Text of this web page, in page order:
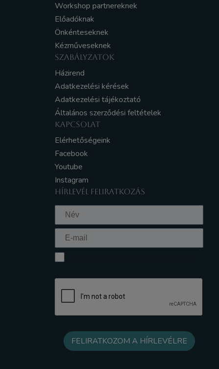
Workshop partnereknek
Előadóknak
Önkénteseknek
Kézműveseknek
SZABÁLYZATOK
Házirend
Adatkezelési kérések
Adatkezelési tájékoztató
Általános szerződési feltételek
KAPCSOLAT
Elérhetőségeink
Facebook
Youtube
Instagram
HÍRLEVÉL FELIRATKOZÁS